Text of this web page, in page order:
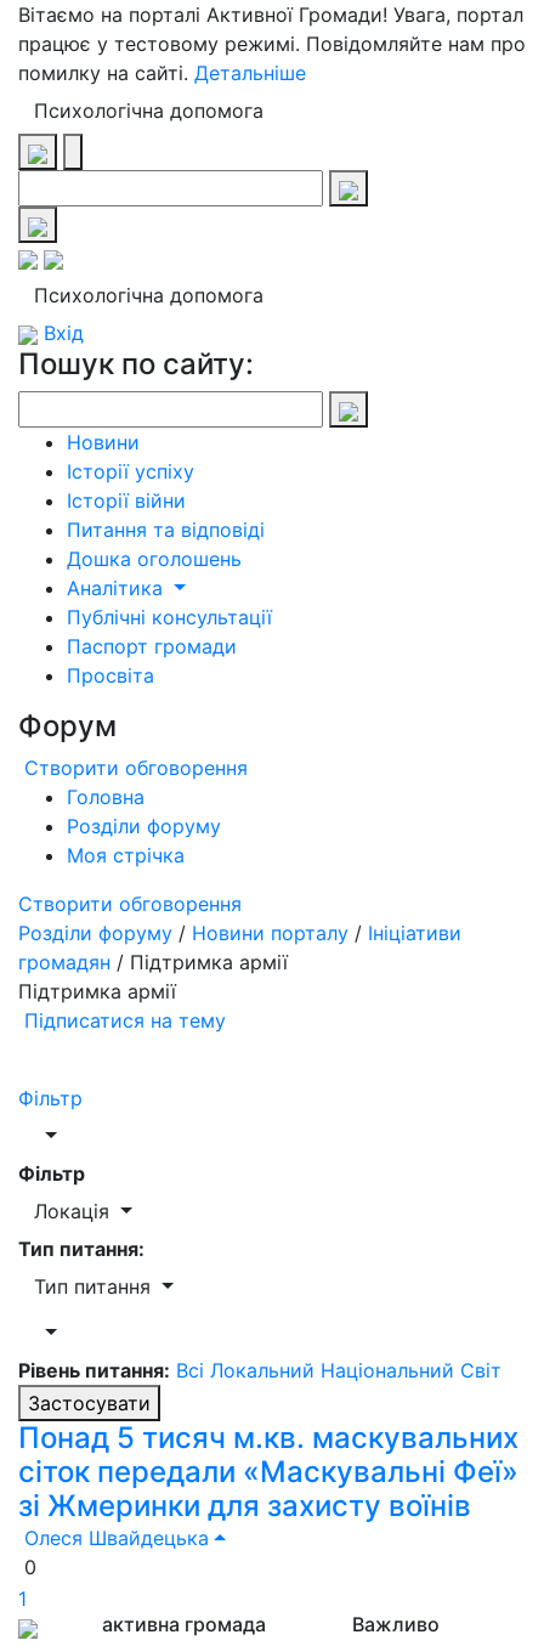
Вітаємо на порталі Активної Громади! Увага, портал
працює у тестовому режимі. Повідомляйте нам про
помилку на сайті. Детальніше
Психологічна допомога
Психологічна допомога
Вхід
Пошук по сайту:
Новини
Історії успіху
Історії війни
Питання та відповіді
Дошка оголошень
Аналітика
Публічні консультації
Паспорт громади
Просвіта
Форум
Створити обговорення
Головна
Розділи форуму
Моя стрічка
Створити обговорення
Розділи форуму / Новини порталу / Ініціативи
громадян / Підтримка армії
Підтримка армії
Підписатися на тему
Фільтр
Фільтр
Локація
Тип питання:
Тип питання
Рівень питання: Всі Локальний Національний Світ
Застосувати
Понад 5 тисяч м.кв. маскувальних
сіток передали «Маскувальні Феї»
зі Жмеринки для захисту воїнів
Олеся Швайдецька
0
1
активна громада
Важливо